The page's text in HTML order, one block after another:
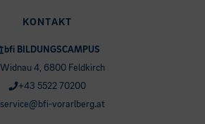
KONTAKT
bfi BILDUNGSCAMPUS
Widnau 4, 6800 Feldkirch
+43 5522 70200
service@bfi-vorarlberg.at